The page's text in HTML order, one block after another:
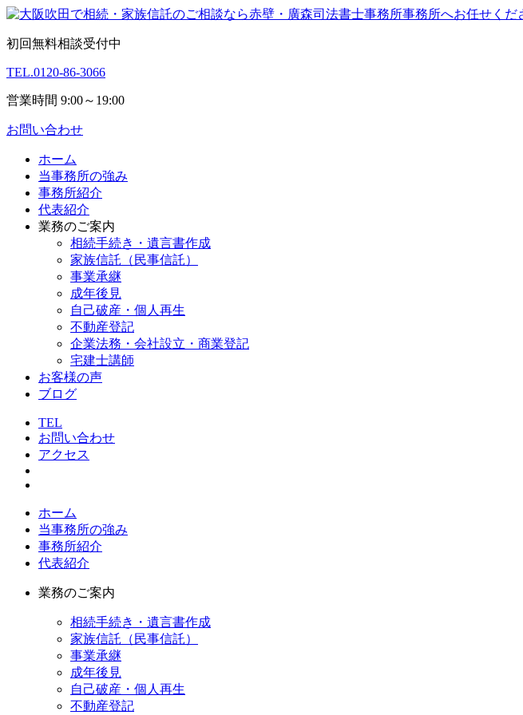
初回無料相談受付中
TEL.0120-86-3066
営業時間 9:00～19:00
お問い合わせ
ホーム
当事務所の強み
事務所紹介
代表紹介
業務のご案内
相続手続き・遺言書作成
家族信託（民事信託）
事業承継
成年後見
自己破産・個人再生
不動産登記
企業法務・会社設立・商業登記
宅建士講師
お客様の声
ブログ
TEL
お問い合わせ
アクセス
ホーム
当事務所の強み
事務所紹介
代表紹介
業務のご案内
相続手続き・遺言書作成
家族信託（民事信託）
事業承継
成年後見
自己破産・個人再生
不動産登記